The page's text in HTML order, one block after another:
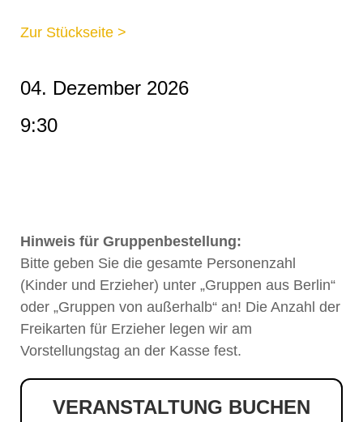
Zur Stückseite >
04. Dezember 2026
9:30
Hinweis für Gruppenbestellung:
Bitte geben Sie die gesamte Personenzahl
(Kinder und Erzieher) unter „Gruppen aus Berlin“
oder „Gruppen von außerhalb“ an! Die Anzahl der
Freikarten für Erzieher legen wir am
Vorstellungstag an der Kasse fest.
VERANSTALTUNG BUCHEN